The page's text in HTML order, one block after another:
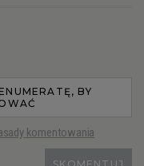
BY
komentowania